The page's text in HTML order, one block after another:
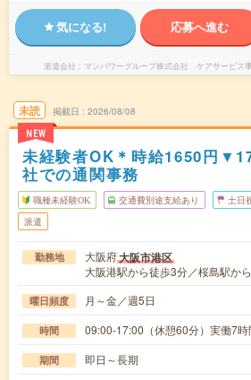
気になる! 応募へ進む
派遣会社 マンパワーグループ株式会社 ケアサービス
未読
NEW
掲載日 2026/08/08
未経験者OK＊時給1650円
社での通関事務
職種未経験OK 交通費別途支給あり 土日
派遣
勤務地 大阪府大阪市港区
大阪港駅から徒歩3分／桜島駅か
曜日頻度 月～金／週5日
時間 09:00-17:00（休憩60分）実働7時
期間 即日～長期